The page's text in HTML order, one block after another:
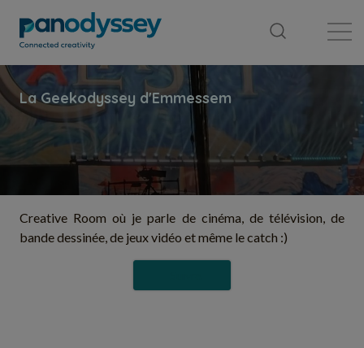
Creative Room où je parle de cinéma, de télévision, de
bande dessinée, de jeux vidéo et même le catch :)